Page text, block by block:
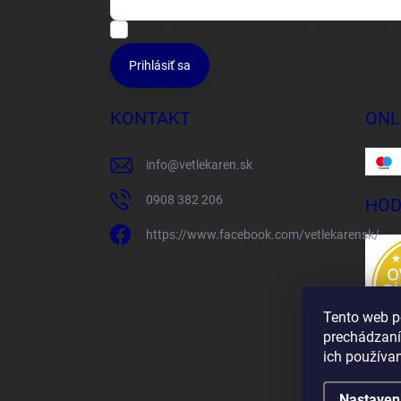
Tento web
ich
Prihlásiť sa
KONTAKT
info@vetlekaren.sk
0908 382 206
https://www.facebook.com/vetlekarensk/